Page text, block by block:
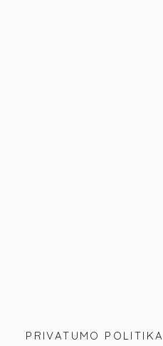
PRIVATUMO POLITIKA